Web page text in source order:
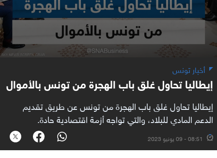
أخبار تونس
إيطاليا تحاول غلق باب الهجرة من تونس بالأموال
إيطاليا تحاول غلق باب الهجرة من تونس عن طريق تقديم
الدعم المادي للبلاد، والتي تواجه أزمة اقتصادية حادة.
08:51 - 09 يونيو 2023